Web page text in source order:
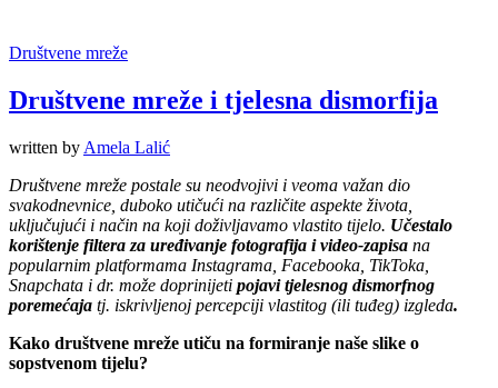
Društvene mreže
Društvene mreže i tjelesna dismorfija
written by Amela Lalić
Društvene mreže postale su neodvojivi i veoma važan dio
svakodnevnice, duboko utičući na različite aspekte života
uključujući i način na koji doživljavamo vlastito tijelo. Učestalo
korištenje filtera za uređivanje fotografija i video-zapisa na
popularnim platformama Instagrama, Facebooka, TikToka,
Snapchata i dr. može doprinijeti pojavi tjelesnog dismorfnog
poremećaja tj. iskrivljenoj percepciji vlastitog (ili tuđeg) izgleda.
Kako društvene mreže utiču na formiranje naše slike o
sopstvenom tijelu?